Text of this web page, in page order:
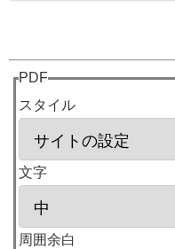
PDF
スタイル
文字
周囲余白